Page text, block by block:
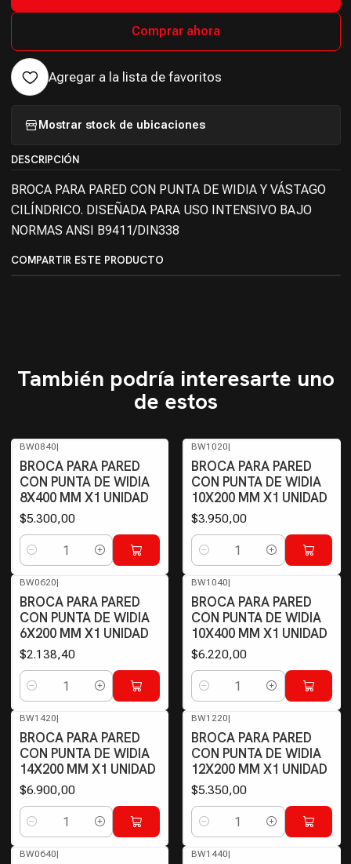
Comprar ahora
Agregar a la lista de favoritos
Mostrar stock de ubicaciones
DESCRIPCIÓN
BROCA PARA PARED CON PUNTA DE WIDIA Y VÁSTAGO
CILÍNDRICO. DISEÑADA PARA USO INTENSIVO BAJO
NORMAS ANSI B9411/DIN338
COMPARTIR ESTE PRODUCTO
También podría interesarte uno
de estos
BW0840|
BROCA PARA PARED
CON PUNTA DE WIDIA
8X400 MM X1 UNIDAD
$5.300,00
Cantidad
BW1020|
BROCA PARA PARED
CON PUNTA DE WIDIA
10X200 MM X1 UNIDAD
$3.950,00
Cantidad
BW0620|
BROCA PARA PARED
CON PUNTA DE WIDIA
6X200 MM X1 UNIDAD
$2.138,40
Cantidad
BW1040|
BROCA PARA PARED
CON PUNTA DE WIDIA
10X400 MM X1 UNIDAD
$6.220,00
Cantidad
BW1420|
BROCA PARA PARED
CON PUNTA DE WIDIA
14X200 MM X1 UNIDAD
$6.900,00
Cantidad
BW1220|
BROCA PARA PARED
CON PUNTA DE WIDIA
12X200 MM X1 UNIDAD
$5.350,00
Cantidad
BW0640| BW1440|